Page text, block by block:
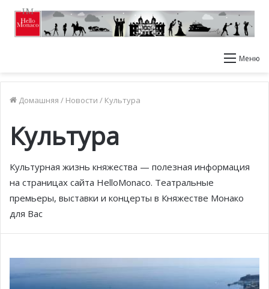
Меню
Домашняя / Новости / Культура
Культура
Культурная жизнь княжества — полезная информация
на страницах сайта HelloMonaco. Театральные
премьеры, выставки и концерты в Княжестве Монако
для Вас